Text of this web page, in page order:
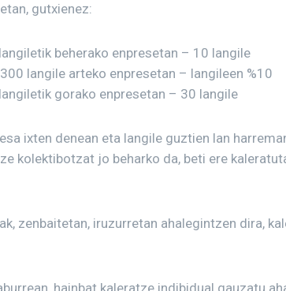
gutxienez:
beherako enpresetan – 10 langile
langile arteko enpresetan – langileen %10
gorako enpresetan – 30 langile
ixten denean eta langile guztien lan
kolektibotzat jo beharko da, beti ere
zenbaitetan, iruzurretan ahalegintzen dira,